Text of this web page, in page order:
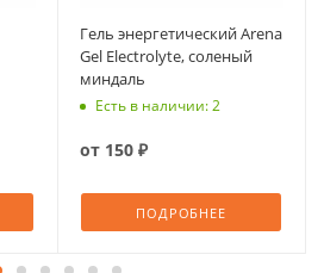
Гель энергетический Arena
Gel Electrolyte, соленый
миндаль
Есть в наличии: 2
от 150 ₽
ПОДРОБНЕЕ